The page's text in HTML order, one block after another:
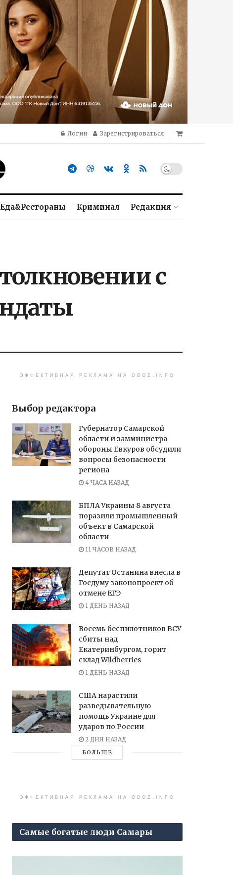
Логин Зарегистрироваться
Еда&Рестораны Криминал Редакция
с
ЭФФЕКТИВНАЯ РЕКЛАМА НА OBOZ.INFO
Выбор редактора
Губернатор Самарской
области и замминистра
обороны Евкуров обсудили
вопросы безопасности
региона
4 ЧАСА НАЗАД
БПЛА Украины 8 августа
поразили промышленный
объект в Самарской
области
11 ЧАСОВ НАЗАД
Депутат Останина внесла в
Госдуму законопроект об
отмене ЕГЭ
1 ДЕНЬ НАЗАД
Восемь беспилотников ВСУ
сбиты над
Екатеринбургом, горит
склад Wildberries
1 ДЕНЬ НАЗАД
США нарастили
разведывательную
помощь Украине для
ударов по России
2 ДНЯ НАЗАД
БОЛЬШЕ
ЭФФЕКТИВНАЯ РЕКЛАМА НА OBOZ.INFO
Самые богатые люди Самары